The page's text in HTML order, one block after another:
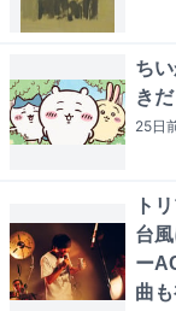
ち
き
25日
ト
台
ー
曲